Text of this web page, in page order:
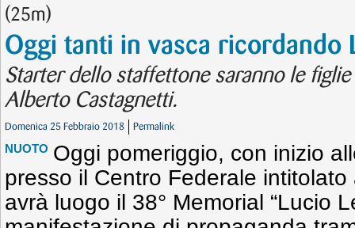
(25m)
Oggi tanti in vasca ricordando
Starter dello staffettone saranno le
Alberto Castagnetti.
Domenica 25 Febbraio 2018 Permalink
NUOTO Oggi pomeriggio, con inizio
presso il Centro Federale
avrà luogo il 38° Memorial “Lucio